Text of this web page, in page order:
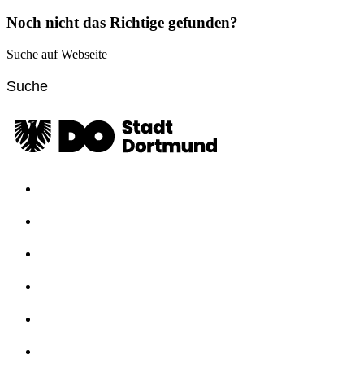
Noch nicht das Richtige gefunden?
Suche auf Webseite